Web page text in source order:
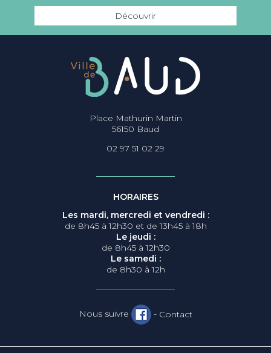
Découvrir
Place Mathurin Martin
56150 Baud
02 97 51 02 29
HORAIRES
Les mardi, mercredi et vendredi :
de 8h45 à 12h30 et de 13h45 à 18h
Le jeudi :
de 8h45 à 12h30
Le samedi :
de 8h30 à 12h
Nous suivre - Contact